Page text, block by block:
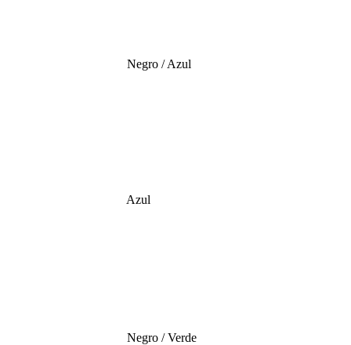
Negro / Azul
Azul
Negro / Verde